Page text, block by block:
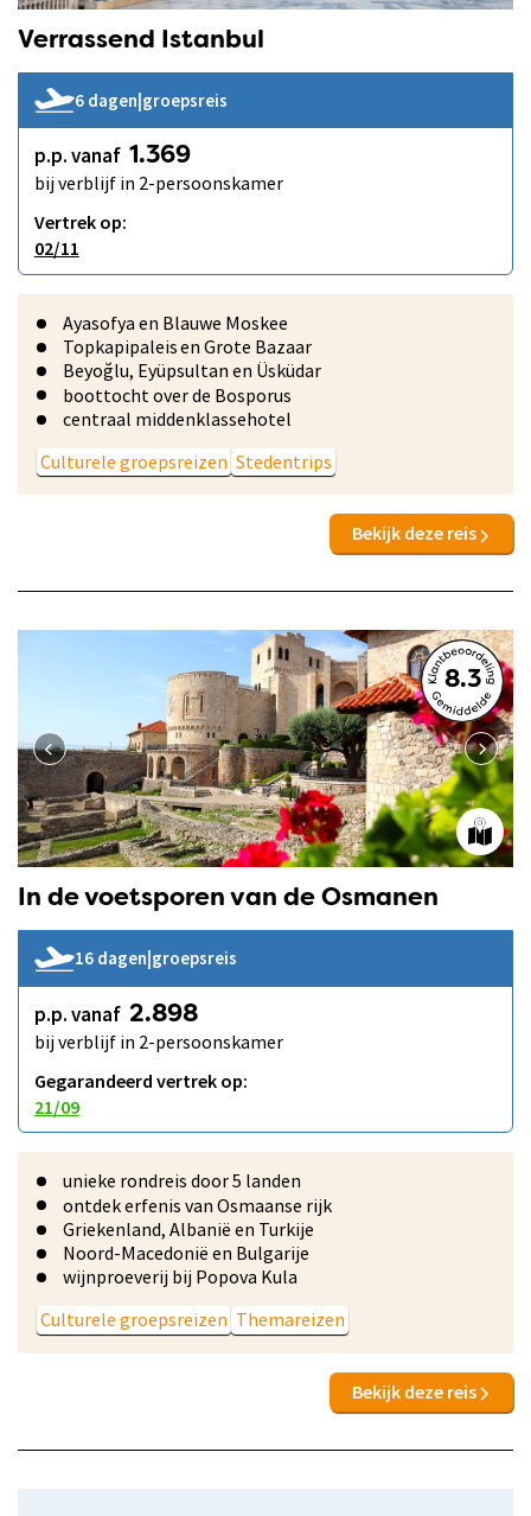
Verrassend Istanbul
6 dagen|groepsreis
p.p. vanaf 1.369
bij verblijf in 2-persoonskamer
Vertrek op:
02/11
Ayasofya en Blauwe Moskee
Topkapipaleis en Grote Bazaar
Beyoğlu, Eyüpsultan en Üsküdar
boottocht over de Bosporus
centraal middenklassehotel
Culturele groepsreizen Stedentrips
Bekijk deze reis
8.3
In de voetsporen van de Osmanen
16 dagen groepsreis
p.p. vanaf 2.898
bij verblijf in 2-persoonskamer
Gegarandeerd vertrek op:
21/09
unieke rondreis door 5 landen
ontdek erfenis van Osmaanse rijk
Griekenland, Albanië en Turkije
Noord-Macedonië en Bulgarije
wijnproeverij bij Popova Kula
Culturele groepsreizen Themareizen
Bekijk deze reis